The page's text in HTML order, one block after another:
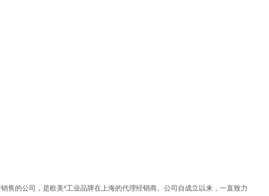
售的公司，是欧美*工业品牌在上海的代理经销商。公司自成立以来，一直致力